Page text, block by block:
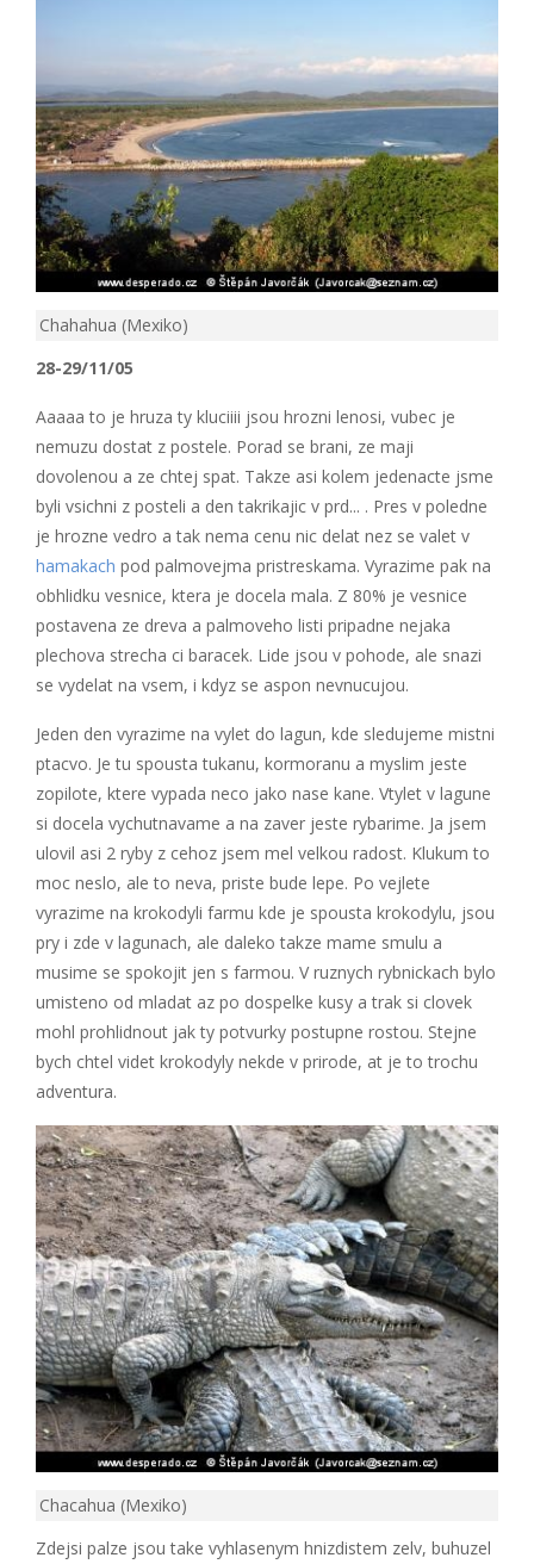
Chahahua (Mexiko)
28-29/11/05
Aaaaa to je hruza ty kluciiii jsou hrozni lenosi, vubec je
nemuzu dostat z postele. Porad se brani, ze maji
dovolenou a ze chtej spat. Takze asi kolem jedenacte jsme
byli vsichni z posteli a den takrikajic v prd... . Pres v poledne
je hrozne vedro a tak nema cenu nic delat nez se valet v
hamakach pod palmovejma pristreskama. Vyrazime pak na
obhlidku vesnice, ktera je docela mala. Z 80% je vesnice
postavena ze dreva a palmoveho listi pripadne nejaka
plechova strecha ci baracek. Lide jsou v pohode, ale snazi
se vydelat na vsem, i kdyz se aspon nevnucujou.
Jeden den vyrazime na vylet do lagun, kde sledujeme mistni
ptacvo. Je tu spousta tukanu, kormoranu a myslim jeste
zopilote, ktere vypada neco jako nase kane. Vtylet v lagune
si docela vychutnavame a na zaver jeste rybarime. Ja jsem
ulovil asi 2 ryby z cehoz jsem mel velkou radost. Klukum to
moc neslo, ale to neva, priste bude lepe. Po vejlete
vyrazime na krokodyli farmu kde je spousta krokodylu, jsou
pry i zde v lagunach, ale daleko takze mame smulu a
musime se spokojit jen s farmou. V ruznych rybnickach bylo
umisteno od mladat az po dospelke kusy a trak si clovek
mohl prohlidnout jak ty potvurky postupne rostou. Stejne
bych chtel videt krokodyly nekde v prirode, at je to trochu
adventura.
Chacahua (Mexiko)
Zdejsi palze jsou take vyhlasenym hnizdistem zelv, buhuzel